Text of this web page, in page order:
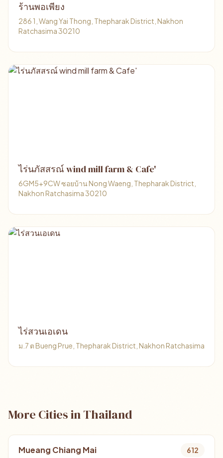
ร้านพอเพียง
286 1, Wang Yai Thong, Thepharak District, Nakhon
Ratchasima 30210
ไร่นภัสสรณ์ wind mill farm & Cafe'
6GM5+9CW ซอยบ้าน Nong Waeng, Thepharak District,
Nakhon Ratchasima 30210
ไร่สวนเอเดน
ม.7 ต Bueng Prue, Thepharak District, Nakhon Ratchasima
More Cities in Thailand
Mueang Chiang Mai 612